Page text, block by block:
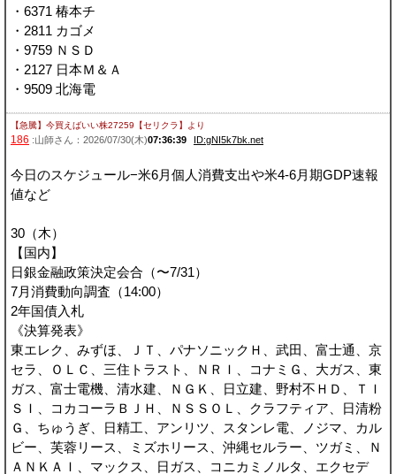
・6371 椿本チ
・2811 カゴメ
・9759 ＮＳＤ
・2127 日本Ｍ＆Ａ
・9509 北海電
【急騰】今買えばいい株27259【セリクラ】 より
186 :山師さん：2026/07/30(木)07:36:39 ID:gNI5k7bk.net
今日のスケジュール−米6月個人消費支出や米4-6月期GDP速報
値など
30（木）
【国内】
日銀金融政策決定会合（〜7/31）
7月消費動向調査（14:00）
2年国債入札
《決算発表》
東エレク、みずほ、ＪＴ、パナソニックＨ、武田、富士通、京
セラ、ＯＬＣ、三住トラスト、ＮＲＩ、コナミＧ、大ガス、東
ガス、富士電機、清水建、ＮＧＫ、日立建、野村不ＨＤ、ＴＩ
ＳＩ、コカコーラＢＪＨ、ＮＳＳＯＬ、クラフティア、日清粉
Ｇ、ちゅうぎ、日精工、アンリツ、スタンレ電、ノジマ、カル
ビー、芙蓉リース、ミズホリース、沖縄セルラー、ツガミ、Ｎ
ＡＮＫＡＩ、マックス、日ガス、コニカミノルタ、エクセデ